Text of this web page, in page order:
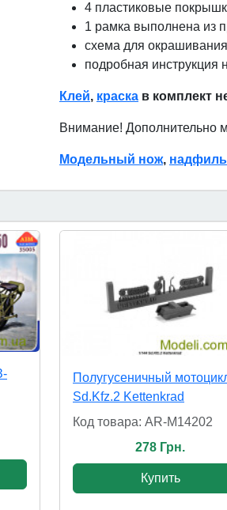
4 пластиковые
1 рамка выполнена из
схема для
подробная инструкция
Клей, краска в комплект
Внимание! Дополнительно
Модельный нож, надфиль
Полугусеничный
Sd.Kfz.2 Kettenkrad
Код товара: AR-M14202
278 Грн.
Купить